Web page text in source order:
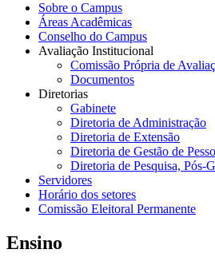
Sobre o Campus
Áreas Acadêmicas
Conselho do Campus
Avaliação Institucional
Comissão Própria de
Documentos
Diretorias
Gabinete
Diretoria de Administração
Diretoria de Extensão
Diretoria de Gestão de
Diretoria de Pesquisa, Pós-
Servidores
Horário dos setores
Comissão Eleitoral Permanente
Ensino